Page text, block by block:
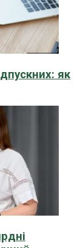
як